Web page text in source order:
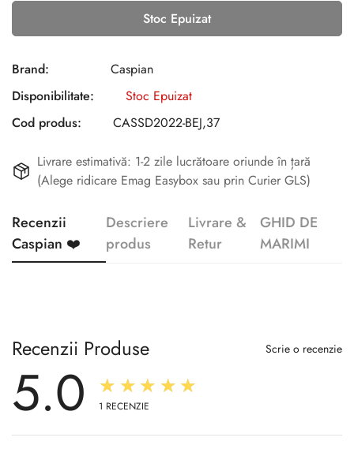
Stoc Epuizat
Brand:
Caspian
Disponibilitate:
Stoc Epuizat
Cod produs:
CASSD2022-BEJ,37
Livrare estimativă: 1-2 zile lucrătoare oriunde în țară
(Alege ridicare Emag Easybox sau prin Curier GLS)
Recenzii
Caspian ❤️
Descriere
produs
Livrare &
Retur
GHID DE
MARIMI
Recenzii Produse Scrie o recenzie
5.0 ★★★★★
1 RECENZIE